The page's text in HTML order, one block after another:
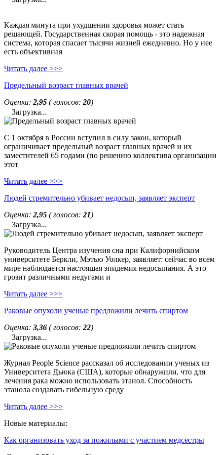
Каждая минута при ухудшении здоровья может стать
решающей. Государственная скорая помощь - это надежная
система, которая спасает тысячи жизней ежедневно. Но у нее
есть объективная
Читать далее >>>
Предельный возраст главных врачей
Оценка: 2,95 ( голосов: 20)
Загрузка...
С 1 октября в России вступил в силу закон, который
ограничивает предельный возраст главных врачей и их
заместителей 65 годами (по решению коллектива организации
этот
Читать далее >>>
Людей стремительно убивает недосып, заявляет эксперт
Оценка: 2,95 ( голосов: 21)
Загрузка...
Руководитель Центра изучения сна при Калифорнийском
университете Беркли, Мэтью Уолкер, заявляет: сейчас во всем
мире наблюдается настоящая эпидемия недосыпания. А это
грозит различными недугами и
Читать далее >>>
Раковые опухоли ученые предложили лечить спиртом
Оценка: 3,36 ( голосов: 22)
Загрузка...
Журнал People Science рассказал об исследовании ученых из
Университета Дьюка (США), которые обнаружили, что для
лечения рака можно использовать этанол. Способность
этанола создавать гибельную среду
Читать далее >>>
Новые материалы:
Как организовать уход за пожилыми с участием медсестры